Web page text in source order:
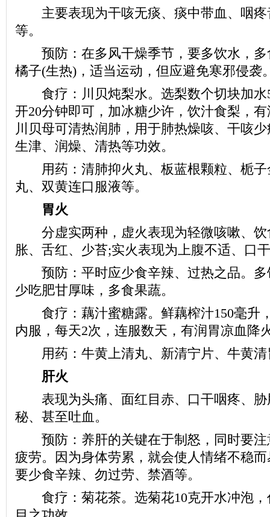
主要表现为干咳无痰、痰中带血、咽疼
等。
预防：在多风干燥季节，要多饮水，多
橘子(生热)，适当运动，但应避免寒邪侵袭
食疗：川贝炖梨水。选梨数个切块加水
开20分钟即可，加冰糖少许，饮汁食梨，
川贝母可清热润肺，用于肺热燥咳、干咳
生津、润燥、清热等功效。
用药：清肺抑火丸、板蓝根颗粒、栀子
丸、双黄连口服液等。
胃火
分虚实两种，虚火表现为轻微咳嗽、饮
胀、舌红、少苔;实火表现为上腹不适、口
预防：平时应少食辛辣、过热之品。多
少吃肥甘厚味，多食果蔬。
食疗：藕汁蜜糖露。鲜藕榨汁150毫升
内服，每天2次，连服数天，有润胃凉血降
用药：牛黄上清丸、新清宁片、牛黄清
肝火
表现为头痛、面红目赤、口干咽疼、胁
秘、甚至吐血。
预防：养肝的关键在于制怒，同时要注
疲劳。因为身体劳累，就会使人情绪不稳
要少食辛辣、勿过劳、禁酒等。
食疗：菊花茶。选菊花10克开水冲泡，